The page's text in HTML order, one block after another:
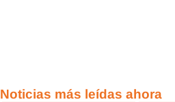
Noticias más leídas ahora